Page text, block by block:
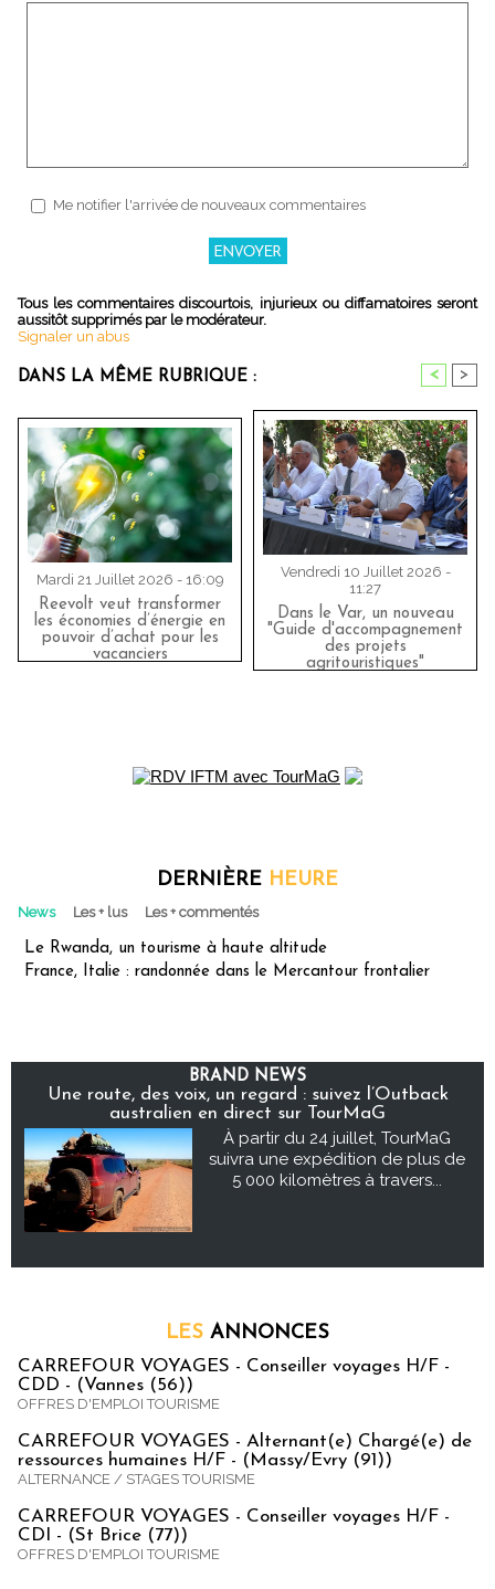
Me notifier l'arrivée de nouveaux commentaires
Tous les commentaires discourtois, injurieux ou diffamatoires seront
aussitôt supprimés par le modérateur.
Signaler un abus
DANS LA MÊME RUBRIQUE : < >
Mardi 21 Juillet 2026 - 16:09
Reevolt veut transformer
les économies d’énergie en
pouvoir d’achat pour les
vacanciers
Vendredi 10 Juillet 2026 -
11:27
Dans le Var, un nouveau
"Guide d'accompagnement
des projets
agritouristiques"
DERNIÈRE HEURE
News Les + lus Les + commentés
Le Rwanda, un tourisme à haute altitude
France, Italie : randonnée dans le Mercantour frontalier
BRAND NEWS
Une route, des voix, un regard : suivez l’Outback
australien en direct sur TourMaG
À partir du 24 juillet, TourMaG
suivra une expédition de plus de
5 000 kilomètres à travers...
LES ANNONCES
CARREFOUR VOYAGES - Conseiller voyages H/F -
CDD - (Vannes (56))
OFFRES D'EMPLOI TOURISME
CARREFOUR VOYAGES - Alternant(e) Chargé(e) de
ressources humaines H/F - (Massy/Evry (91))
ALTERNANCE / STAGES TOURISME
CARREFOUR VOYAGES - Conseiller voyages H/F -
CDI - (St Brice (77))
OFFRES D'EMPLOI TOURISME